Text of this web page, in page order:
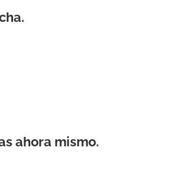
ahora mismo.